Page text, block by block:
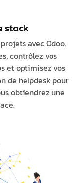
stock
avec Odoo.
contrôlez vos
et optimisez vos
de helpdesk pour
obtiendrez une